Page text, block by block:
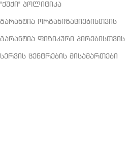
"ქუქი" პოლიტიკა
გარანტია ორგანიზაციებისთვის
გარანტია ფიზიკური პირებისთვის
სერვის ცენტრების მისამართები